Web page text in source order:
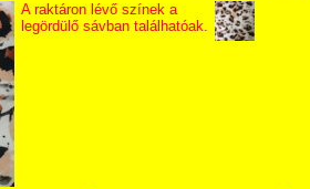
A raktáron lévő színek a
legördülő sávban találhatóak.